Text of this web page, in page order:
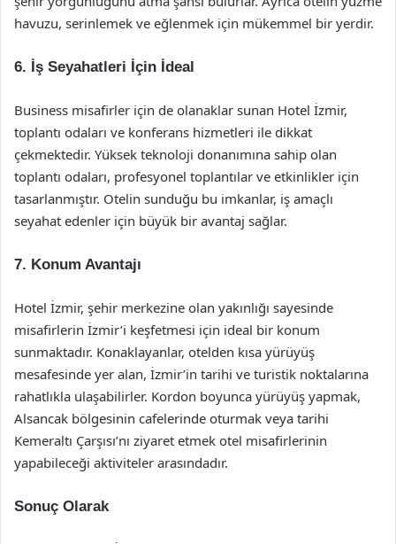
havuzu, serinlemek ve eğlenmek için mükemmel bir yerdir.
6. İş Seyahatleri İçin İdeal
Business misafirler için de olanaklar sunan Hotel İzmir,
toplantı odaları ve konferans hizmetleri ile dikkat
çekmektedir. Yüksek teknoloji donanımına sahip olan
toplantı odaları, profesyonel toplantılar ve etkinlikler için
tasarlanmıştır. Otelin sunduğu bu imkanlar, iş amaçlı
seyahat edenler için büyük bir avantaj sağlar.
7. Konum Avantajı
Hotel İzmir, şehir merkezine olan yakınlığı sayesinde
misafirlerin İzmir’i keşfetmesi için ideal bir konum
sunmaktadır. Konaklayanlar, otelden kısa yürüyüş
mesafesinde yer alan, İzmir’in tarihi ve turistik noktalarına
rahatlıkla ulaşabilirler. Kordon boyunca yürüyüş yapmak,
Alsancak bölgesinin cafelerinde oturmak veya tarihi
Kemeraltı Çarşısı’nı ziyaret etmek otel misafirlerinin
yapabileceği aktiviteler arasındadır.
Sonuç Olarak